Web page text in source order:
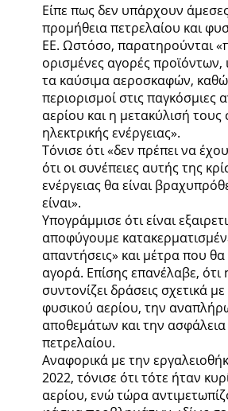
Είπε πως δεν υπάρχουν
προμήθεια πετρελαίου και
ΕΕ. Ωστόσο, παρατηρούνται
ορισμένες αγορές προϊόντων,
τα καύσιμα αεροσκαφών,
περιορισμοί στις παγκόσμιες
αερίου και η μετακύλισή τους
ηλεκτρικής ενέργειας».
Τόνισε ότι «δεν πρέπει να
ότι οι συνέπειες αυτής της
ενέργειας θα είναι
είναι».
Υπογράμμισε ότι είναι
αποφύγουμε
απαντήσεις» και μέτρα που
αγορά. Επίσης επανέλαβε, ότι
συντονίζει δράσεις σχετικά
φυσικού αερίου, την
αποθεμάτων και την
πετρελαίου.
Αναφορικά με την
2022, τόνισε ότι τότε ήταν
αερίου, ενώ τώρα